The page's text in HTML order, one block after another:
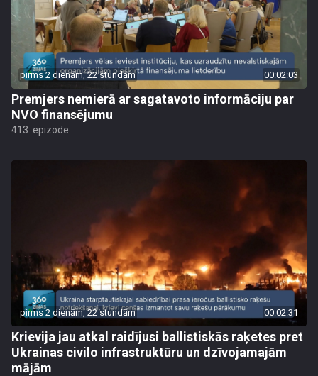
pirms 2 dienām, 22 stundām 00:02:03
Premjers nemierā ar sagatavoto informāciju par
NVO finansējumu
413. epizode
pirms 2 dienām, 22 stundām 00:02:31
Krievija jau atkal raidījusi ballistiskās raķetes pret
Ukrainas civilo infrastruktūru un dzīvojamajām
mājām